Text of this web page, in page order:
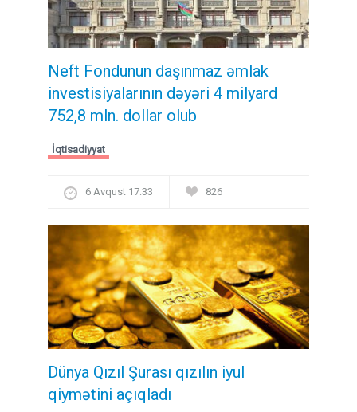
Neft Fondunun daşınmaz əmlak
investisiyalarının dəyəri 4 milyard
752,8 mln. dollar olub
İqtisadiyyat
6 Avqust 17:33 826
Dünya Qızıl Şurası qızılın iyul
qiymətini açıqladı